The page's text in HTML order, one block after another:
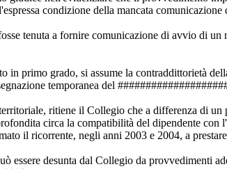
condizione della mancata
tenuta a fornire comunicazione di avvio di
primo grado, si assume la contraddittorietà
temporanea del
ritiene il Collegio che a differenza di
circa la compatibilità del dipendente
il ricorrente, negli anni 2003 e 2004, a
essere desunta dal Collegio da provvedimenti